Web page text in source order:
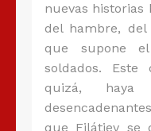
nuevas historias
del hambre,
que supone
soldados. Este
quizá,
que Filátiev se